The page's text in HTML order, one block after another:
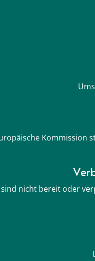
Kommission
nicht bereit oder